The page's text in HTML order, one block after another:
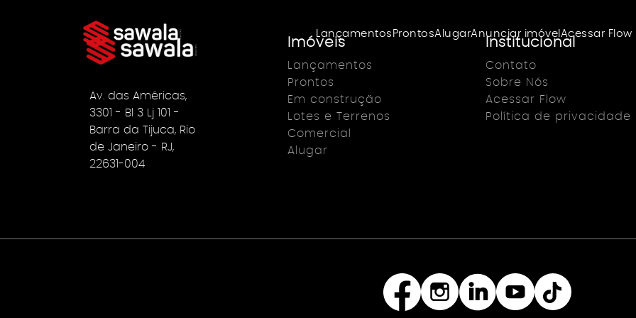
Lançamentos ProntosAlugarAnunciar imóvel Acessar Flow
Av. das Américas,
3301 - Bl 3 Lj 101 -
Barra da Tijuca, Rio
de Janeiro - RJ,
22631-004
Imóveis
Lançamentos
Prontos
Em construção
Lotes e Terrenos
Comercial
Alugar
Institucional
Contato
Sobre Nós
Acessar Flow
Política de privacidade